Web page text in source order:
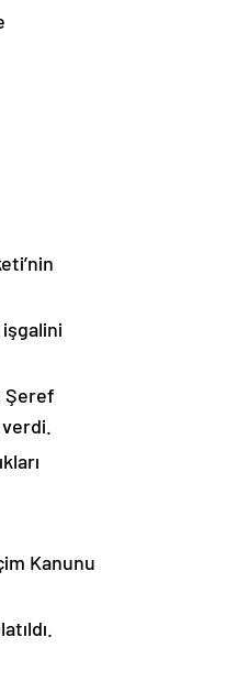
işgalini
Şeref
verdi.
Kanunu